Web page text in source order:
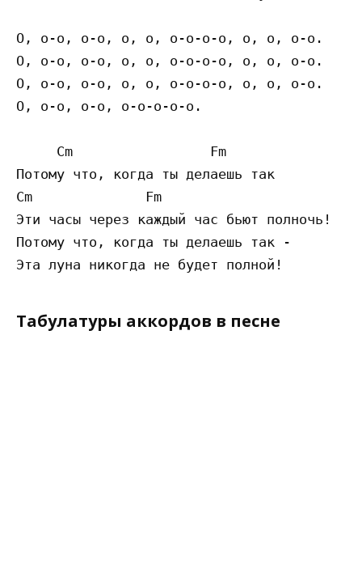
О, о-о, о-о, о, о, о-о-о-о, о, о, о-о.
О, о-о, о-о, о, о, о-о-о-о, о, о, о-о.
О, о-о, о-о, о, о, о-о-о-о, о, о, о-о.
О, о-о, о-о, о-о-о-о-о.
     Cm                 Fm
Потому что, когда ты делаешь так
Cm              Fm
Эти часы через каждый час бьют полночь!
Потому что, когда ты делаешь так -
Табулатуры аккордов в песне